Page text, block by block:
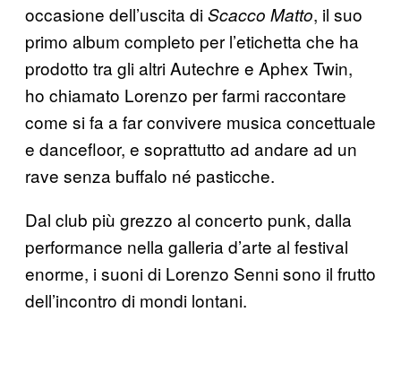
occasione dell’uscita diScacco Matto, il suo
primo album completo per l’etichetta che ha
prodotto tra gli altri Autechre e Aphex Twin,
ho chiamato Lorenzo per farmi raccontare
come si fa a far convivere musica concettuale
e dancefloor, e soprattutto ad andare ad un
rave senza buffalo né pasticche.
Dal club più grezzo al concerto punk, dalla
performance nella galleria d’arte al festival
enorme, i suoni di Lorenzo Senni sono il frutto
dell’incontro di mondi lontani.